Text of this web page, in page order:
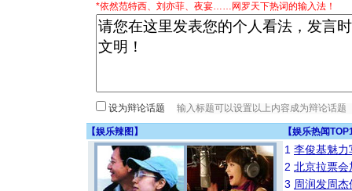
*依然范特西、刘亦菲、夜宴……网罗天下热词的输入法！
设为辩论话题
【娱乐辣图 】 【娱乐热闻
1 李俊基魅力
2 北京拉票
3 周润发周